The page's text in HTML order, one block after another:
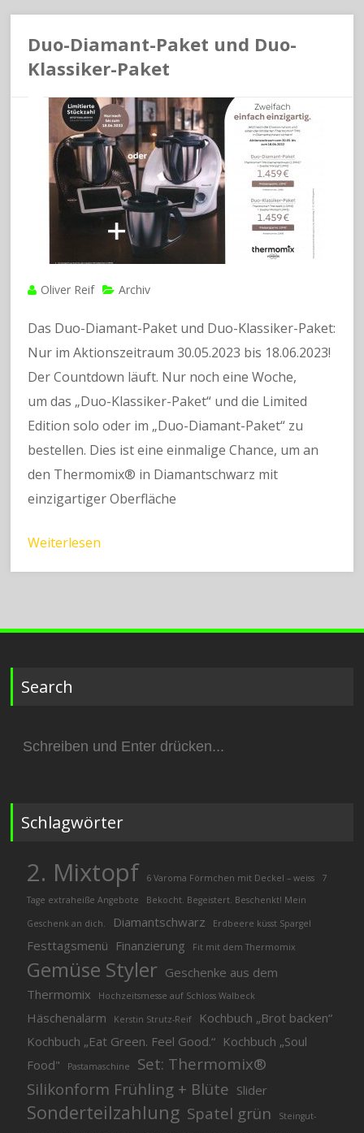
Duo-Diamant-Paket und Duo-
Klassiker-Paket
Oliver Reif Archiv
Das Duo-Diamant-Paket und Duo-Klassiker-Paket:
Nur im Aktionszeitraum 30.05.2023 bis 18.06.2023!
Der Countdown läuft. Nur noch eine Woche,
um das „Duo-Klassiker-Paket“ und die Limited
Edition solo oder im „Duo-Diamant-Paket“ zu
bestellen. Dies ist eine einmalige Chance, um an
den Thermomix® in Diamantschwarz mit
einzigartiger Oberfläche
Weiterlesen
Search
nach:
Schlagwörter
2. Mixtopf 6 Varoma Förmchen mit Deckel – weiss
7
Tage extraheiße Angebote
Bekocht. Begeistert. Beschenkt! Mein
Geschenk an dich. Diamantschwarz Erdbeere küsst Spargel
Festtagsmenü Finanzierung Fit mit dem Thermomix
Gemüse Styler Geschenke aus dem
Thermomix
Hochzeitsmesse auf Schloss Walbeck
Häschenalarm Kerstin Strutz-Reif
Kochbuch „Brot backen“
Kochbuch „Eat Green. Feel Good.“ Kochbuch „Soul
Food"
Pastamaschine
Set: Thermomix®
Silikonform Frühling + Blüte Slider
Sonderteilzahlung Spatel grün
Steingut-